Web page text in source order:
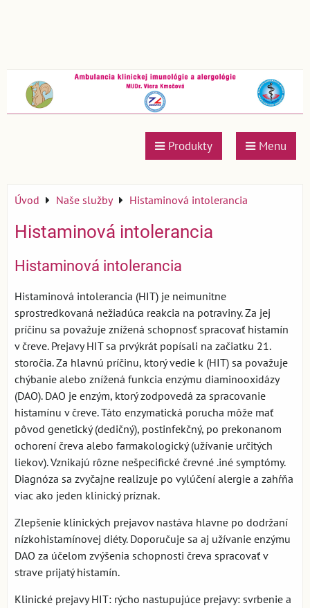
Produkty Menu
Úvod Naše služby Histaminová intolerancia
Histaminová intolerancia
Histaminová intolerancia
Histaminová intolerancia (HIT) je neimunitne
sprostredkovaná nežiadúca reakcia na potraviny. Za jej
príčinu sa považuje znížená schopnosť spracovať histamín
v čreve. Prejavy HIT sa prvýkrát popísali na začiatku 21.
storočia. Za hlavnú príčinu, ktorý vedie k (HIT) sa považuje
chýbanie alebo znížená funkcia enzýmu diaminooxidázy
(DAO). DAO je enzým, ktorý zodpovedá za spracovanie
histamínu v čreve. Táto enzymatická porucha môže mať
pôvod genetický (dedičný), postinfekčný, po prekonanom
ochorení čreva alebo farmakologický (užívanie určitých
liekov). Vznikajú rôzne nešpecifické črevné .iné symptómy.
Diagnóza sa zvyčajne realizuje po vylúčení alergie a zahŕňa
viac ako jeden klinický príznak.
Zlepšenie klinických prejavov nastáva hlavne po dodržaní
nízkohistamínovej diéty. Doporučuje sa aj užívanie enzýmu
DAO za účelom zvýšenia schopnosti čreva spracovať v
strave prijatý histamín.
Klinické prejavy HIT: rýcho nastupujúce prejavy: svrbenie a